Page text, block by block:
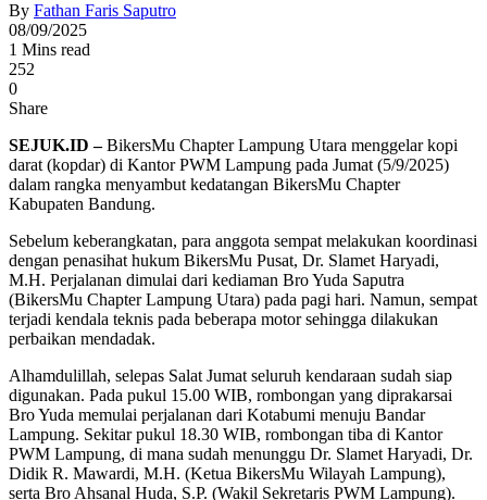
By Fathan Faris Saputro
08/09/2025
1 Mins read
252
0
Share
SEJUK.ID –BikersMu Chapter Lampung Utara menggelar kopi
darat (kopdar) di Kantor PWM Lampung pada Jumat (5/9/2025)
dalam rangka menyambut kedatangan BikersMu Chapter
Kabupaten Bandung.
Sebelum keberangkatan, para anggota sempat melakukan koordinasi
dengan penasihat hukum BikersMu Pusat, Dr. Slamet Haryadi,
M.H. Perjalanan dimulai dari kediaman Bro Yuda Saputra
(BikersMu Chapter Lampung Utara) pada pagi hari. Namun, sempat
terjadi kendala teknis pada beberapa motor sehingga dilakukan
perbaikan mendadak.
Alhamdulillah, selepas Salat Jumat seluruh kendaraan sudah siap
digunakan. Pada pukul 15.00 WIB, rombongan yang diprakarsai
Bro Yuda memulai perjalanan dari Kotabumi menuju Bandar
Lampung. Sekitar pukul 18.30 WIB, rombongan tiba di Kantor
PWM Lampung, di mana sudah menunggu Dr. Slamet Haryadi, Dr.
Didik R. Mawardi, M.H. (Ketua BikersMu Wilayah Lampung),
serta Bro Ahsanal Huda, S.P. (Wakil Sekretaris PWM Lampung).